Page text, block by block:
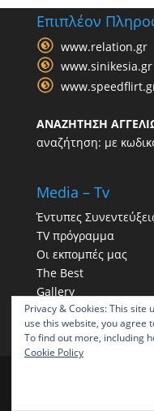
Επιπλέον
www.relation.gr
www.sinikesia.gr
ΑΝΑΖΗΤΗΣΗ
αναζήτηση: με
Media – Tv
Έντυπες
TV πρόγραμμα
Οι εκπομπές μας
The Best
Gallery
Η παρουσία μας στα
Privacy & Cookies: This site
use this website, you agree
To find out more, including
Cookie Policy